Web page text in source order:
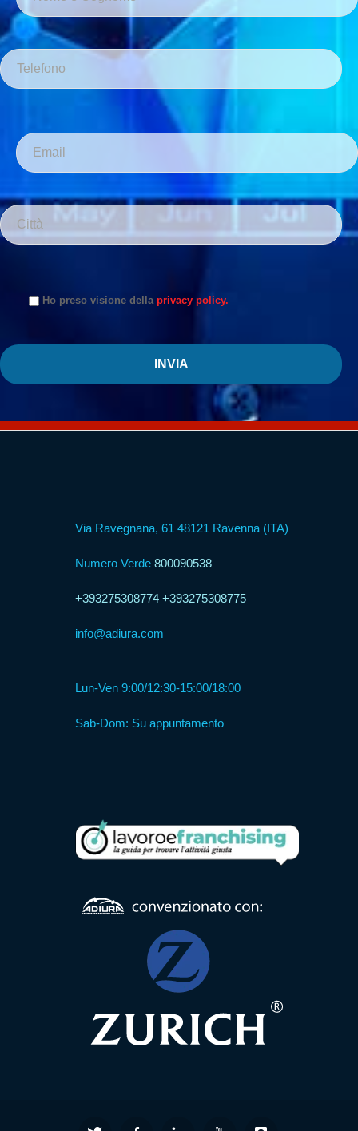
Ho preso visione della privacy policy.
Via Ravegnana, 61 48121 Ravenna (ITA)
Numero Verde 800090538
+393275308774 +393275308775
info@adiura.com
Lun-Ven 9:00/12:30-15:00/18:00
Sab-Dom: Su appuntamento